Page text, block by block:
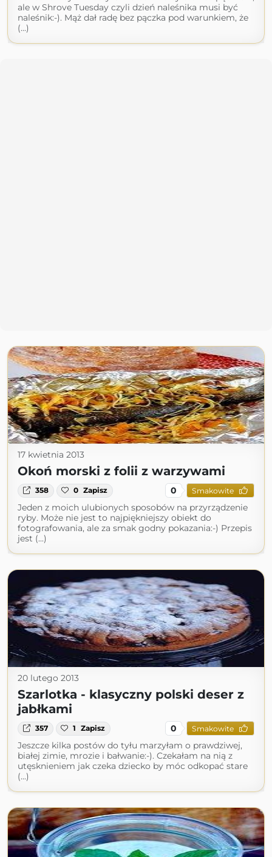
ale w Shrove Tuesday czyli dzień naleśnika musi być
naleśnik:-). Mąż dał radę bez pączka pod warunkiem, że
(...)
17 kwietnia 2013
Okoń morski z folii z warzywami
358 0 Zapisz 0 Smakowite
Jeden z moich ulubionych sposobów na przyrządzenie
ryby. Może nie jest to najpiękniejszy obiekt do
fotografowania, ale za smak godny pokazania:-) Przepis
jest (...)
20 lutego 2013
Szarlotka - klasyczny polski deser z
jabłkami
357 1 Zapisz 0 Smakowite
Jeszcze kilka postów do tyłu marzyłam o prawdziwej,
białej zimie, mrozie i bałwanie:-). Czekałam na nią z
utęsknieniem jak czeka dziecko by móc odkopać stare
(...)